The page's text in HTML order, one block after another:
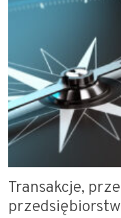
Transakcje,
przedsiębiorstw